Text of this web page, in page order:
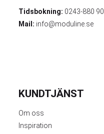
Tidsbokning: 0243-880 90
Mail: info@moduline.se
KUNDTJÄNST
Om oss
Inspiration